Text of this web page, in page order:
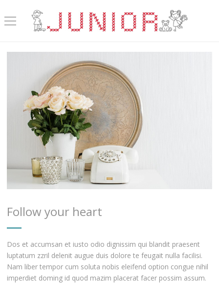
Follow your heart
Dos et accumsan et iusto odio dignissim qui blandit praesent
luptatum zzril delenit augue duis dolore te feugait nulla facilisi.
Nam liber tempor cum soluta nobis eleifend option congue nihil
imperdiet doming id quod mazim placerat facer possim assum.